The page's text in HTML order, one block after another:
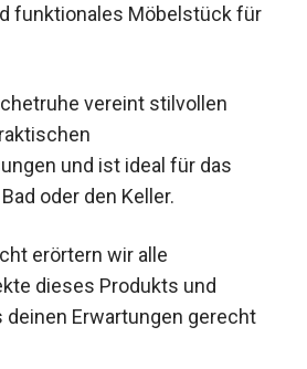
funktionales Möbelstück für
vereint stilvollen
und ist ideal für das
oder den Keller.
erörtern wir alle
dieses Produkts und
deinen Erwartungen gerecht